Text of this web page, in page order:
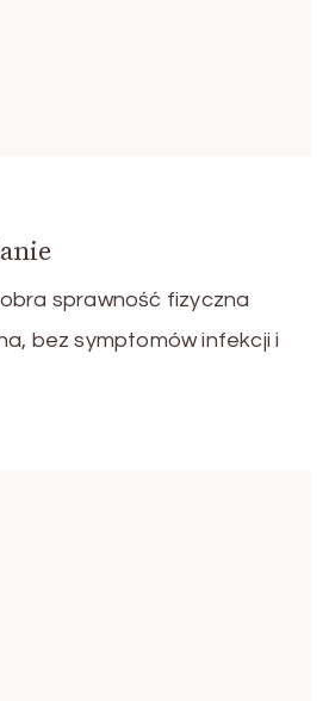
sprawność fizyczna
bez symptomów infekcji i